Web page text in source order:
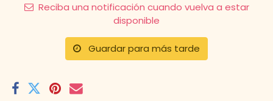
Reciba una notificación cuando vuelva a estar
disponible
Guardar para más tarde